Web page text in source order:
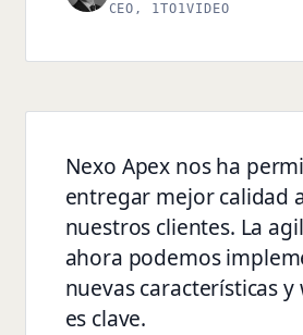
CEO, 1TO1VIDEO
Nexo Apex nos ha
entregar mejor calidad
nuestros clientes. La
ahora podemos
nuevas características
es clave.